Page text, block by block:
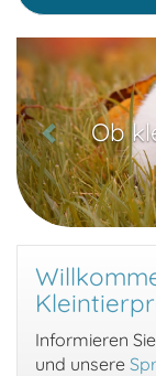
Ob
Z
u
r
ü
c
k
Informieren
und unsere